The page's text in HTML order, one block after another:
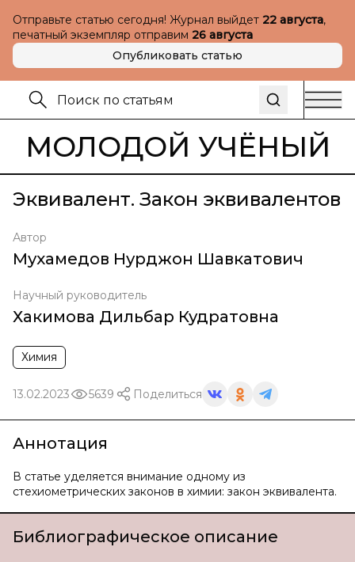
Отправьте статью сегодня! Журнал выйдет 22 августа,
печатный экземпляр отправим 26 августа
Опубликовать статью
МОЛОДОЙ УЧЁНЫЙ
Эквивалент. Закон эквивалентов
Автор
Мухамедов Нурджон Шавкатович
Научный руководитель
Хакимова Дильбар Кудратовна
Химия
13.02.2023 5639 Поделиться
Аннотация
В статье уделяется внимание одному из
стехиометрических законов в химии: закон эквивалента.
Библиографическое описание